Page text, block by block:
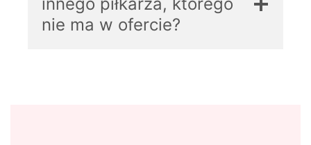
nie ma w ofercie?